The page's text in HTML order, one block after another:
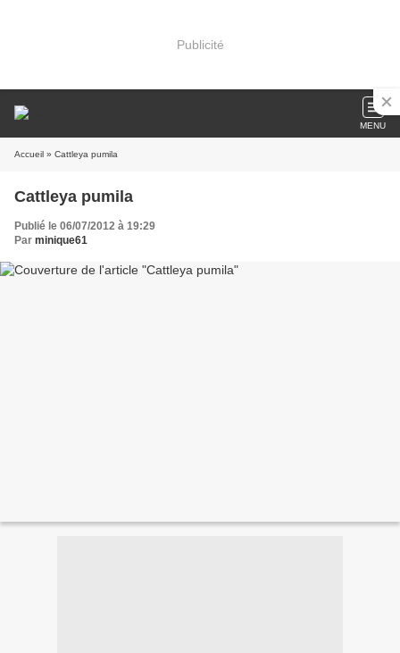
Publicité
MENU
Accueil » Cattleya pumila
Cattleya pumila
Publié le 06/07/2012 à 19:29
Par minique61